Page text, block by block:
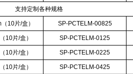
支持定制各种规格
（ 10片/盒） SP-PCTELM-00825
（ 10片/盒） SP-PCTELM-0125
（ 10片/盒） SP-PCTELM-0225
（ 10片/盒） SP-PCTELM-0425